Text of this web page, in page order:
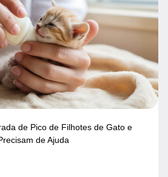
de Pico de Filhotes de Gato e
de Ajuda